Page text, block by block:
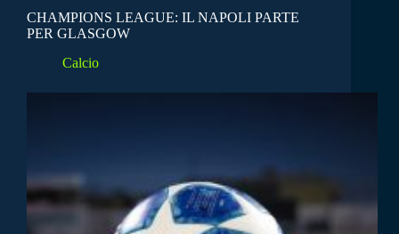
CHAMPIONS LEAGUE: IL NAPOLI PARTE
PER GLASGOW
Calcio